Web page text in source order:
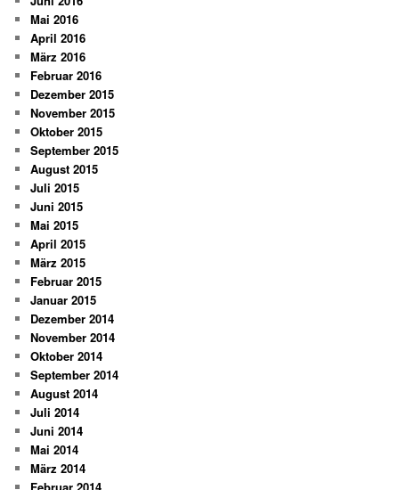
Mai 2016
April 2016
März 2016
Februar 2016
Dezember 2015
November 2015
Oktober 2015
September 2015
August 2015
Juli 2015
Juni 2015
Mai 2015
April 2015
März 2015
Februar 2015
Januar 2015
Dezember 2014
November 2014
Oktober 2014
September 2014
August 2014
Juli 2014
Juni 2014
Mai 2014
März 2014